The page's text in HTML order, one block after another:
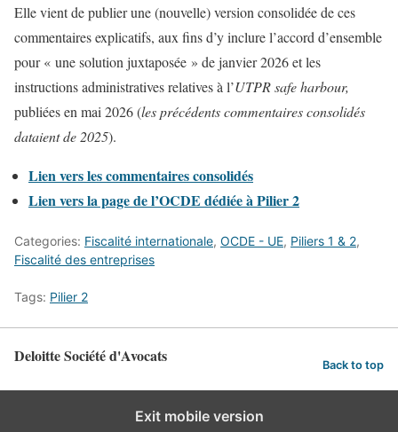
Elle vient de publier une (nouvelle) version consolidée de ces
commentaires explicatifs, aux fins d’y inclure l’accord d’ensemble
pour « une solution juxtaposée » de janvier 2026 et les
instructions administratives relatives à l’UTPR safe harbour,
publiées en mai 2026 (les précédents commentaires consolidés
dataient de 2025).
Lien vers les commentaires consolidés
Lien vers la page de l’OCDE dédiée à Pilier 2
Categories: Fiscalité internationale, OCDE - UE, Piliers 1 & 2,
Fiscalité des entreprises
Tags: Pilier 2
Deloitte Société d'Avocats Back to top
Exit mobile version